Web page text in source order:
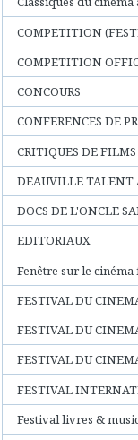
COMPETITION
COMPETITION
CONCOURS
CONFERENCES DE
CRITIQUES DE FILMS
DEAUVILLE TALENT
DOCS DE L'ONCLE
EDITORIAUX
Fenêtre sur le cinéma
FESTIVAL DU
FESTIVAL DU
FESTIVAL DU
FESTIVAL
Festival livres &